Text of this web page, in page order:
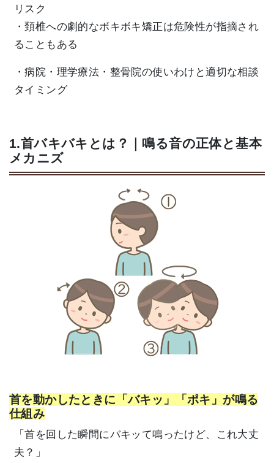
リスク
・頚椎への劇的なボキボキ矯正は危険性が指摘され
ることもある
・病院・理学療法・整骨院の使いわけと適切な相談
タイミング
1.首バキバキとは？｜鳴る音の正体と基本
メカニズ
首を動かしたときに「バキッ」「ポキ」が鳴る
仕組み
「首を回した瞬間にバキッて鳴ったけど、これ大丈
夫？」